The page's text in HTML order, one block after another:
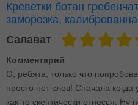
Креветки ботан
заморозка,
Салават
Комментарий
О, ребята, только что
просто нет слов! Сначала
как-то скептически отнесся.